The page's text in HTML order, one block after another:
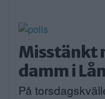
Misstänkt
damm i
På